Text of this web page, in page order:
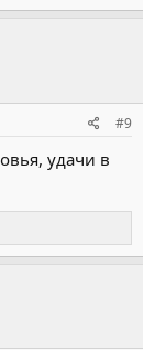
#9
удачи в